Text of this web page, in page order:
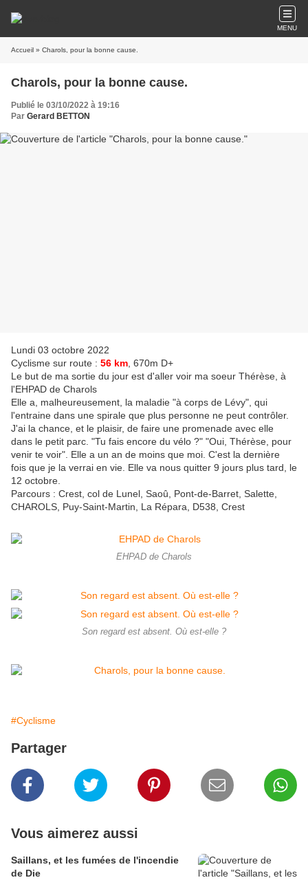
MENU
Accueil » Charols, pour la bonne cause.
Charols, pour la bonne cause.
Publié le 03/10/2022 à 19:16
Par Gerard BETTON
Lundi 03 octobre 2022
Cyclisme sur route : 56 km , 670m D+
Le but de ma sortie du jour est d'aller voir ma soeur Thérèse, à
l'EHPAD de Charols
Elle a, malheureusement, la maladie "à corps de Lévy", qui
l'entraine dans une spirale que plus personne ne peut contrôler.
J'ai la chance, et le plaisir, de faire une promenade avec elle
dans le petit parc. "Tu fais encore du vélo ?" "Oui, Thérèse, pour
venir te voir". Elle a un an de moins que moi. C'est la dernière
fois que je la verrai en vie. Elle va nous quitter 9 jours plus tard, le
12 octobre.
Parcours : Crest, col de Lunel, Saoû, Pont-de-Barret, Salette,
CHAROLS, Puy-Saint-Martin, La Répara, D538, Crest
EHPAD de Charols
Son regard est absent. Où est-elle ?
#Cyclisme
Partager
Vous aimerez aussi
Saillans, et les fumées de l'incendie
de Die